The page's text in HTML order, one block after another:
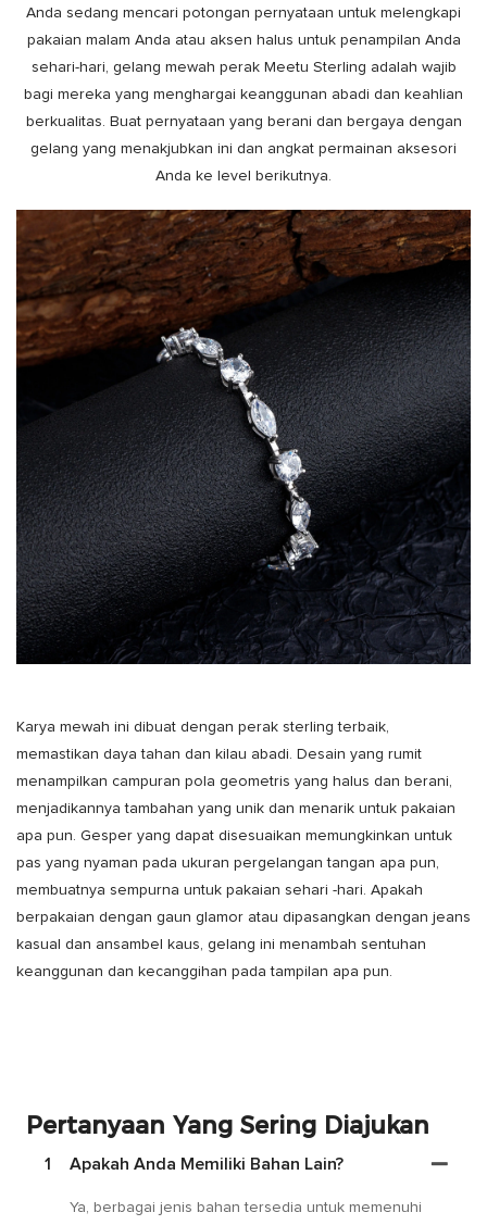
Anda sedang mencari potongan pernyataan untuk melengkapi
pakaian malam Anda atau aksen halus untuk penampilan Anda
sehari-hari, gelang mewah perak Meetu Sterling adalah wajib
bagi mereka yang menghargai keanggunan abadi dan keahlian
berkualitas. Buat pernyataan yang berani dan bergaya dengan
gelang yang menakjubkan ini dan angkat permainan aksesori
Anda ke level berikutnya.
Karya mewah ini dibuat dengan perak sterling terbaik,
memastikan daya tahan dan kilau abadi. Desain yang rumit
menampilkan campuran pola geometris yang halus dan berani,
menjadikannya tambahan yang unik dan menarik untuk pakaian
apa pun. Gesper yang dapat disesuaikan memungkinkan untuk
pas yang nyaman pada ukuran pergelangan tangan apa pun,
membuatnya sempurna untuk pakaian sehari -hari. Apakah
berpakaian dengan gaun glamor atau dipasangkan dengan jeans
kasual dan ansambel kaus, gelang ini menambah sentuhan
keanggunan dan kecanggihan pada tampilan apa pun.
Pertanyaan Yang Sering Diajukan
1 Apakah Anda Memiliki Bahan Lain?
Ya, berbagai jenis bahan tersedia untuk memenuhi